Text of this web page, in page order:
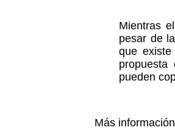
Mientras
pesar de
que
pueden
Más